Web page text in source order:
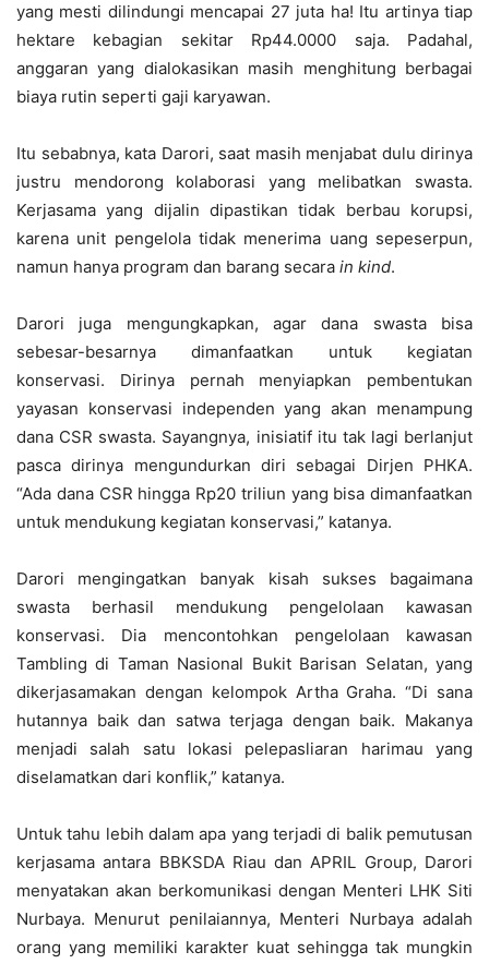
yang mesti dilindungi mencapai 27 juta ha! Itu artinya tiap
hektare kebagian sekitar Rp44.0000 saja. Padahal,
anggaran yang dialokasikan masih menghitung berbagai
biaya rutin seperti gaji karyawan.
Itu sebabnya, kata Darori, saat masih menjabat dulu dirinya
justru mendorong kolaborasi yang melibatkan swasta.
Kerjasama yang dijalin dipastikan tidak berbau korupsi,
karena unit pengelola tidak menerima uang sepeserpun,
namun hanya program dan barang secara in kind.
Darori juga mengungkapkan, agar dana swasta bisa
sebesar-besarnya dimanfaatkan untuk kegiatan
konservasi. Dirinya pernah menyiapkan pembentukan
yayasan konservasi independen yang akan menampung
dana CSR swasta. Sayangnya, inisiatif itu tak lagi berlanjut
pasca dirinya mengundurkan diri sebagai Dirjen PHKA.
“Ada dana CSR hingga Rp20 triliun yang bisa dimanfaatkan
untuk mendukung kegiatan konservasi,” katanya.
Darori mengingatkan banyak kisah sukses bagaimana
swasta berhasil mendukung pengelolaan kawasan
konservasi. Dia mencontohkan pengelolaan kawasan
Tambling di Taman Nasional Bukit Barisan Selatan, yang
dikerjasamakan dengan kelompok Artha Graha. “Di sana
hutannya baik dan satwa terjaga dengan baik. Makanya
menjadi salah satu lokasi pelepasliaran harimau yang
diselamatkan dari konflik,” katanya.
Untuk tahu lebih dalam apa yang terjadi di balik pemutusan
kerjasama antara BBKSDA Riau dan APRIL Group, Darori
menyatakan akan berkomunikasi dengan Menteri LHK Siti
Nurbaya. Menurut penilaiannya, Menteri Nurbaya adalah
orang yang memiliki karakter kuat sehingga tak mungkin